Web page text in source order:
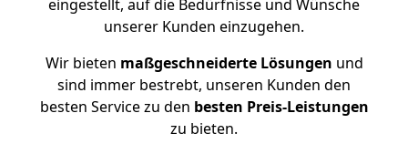
eingestellt, auf die Bedürfnisse und Wünsche
unserer Kunden einzugehen.
Wir bieten maßgeschneiderte Lösungen und
sind immer bestrebt, unseren Kunden den
besten Service zu den besten Preis-Leistungen
zu bieten.